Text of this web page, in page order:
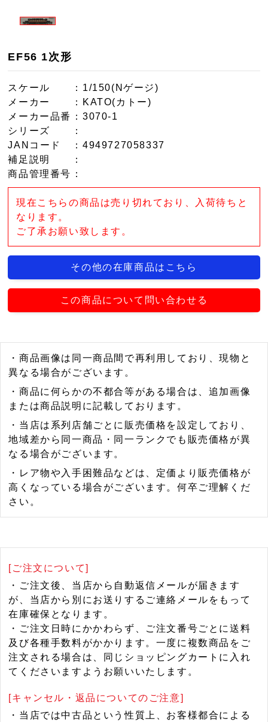
EF56 1次形
スケール
：1/150(Nゲージ)
メーカー
：KATO(カトー)
メーカー品番
：3070-1
シリーズ
：
JANコード
：4949727058337
補足説明
：
商品管理番号 ：
現在こちらの商品は売り切れており、入荷待ちと
なります。
ご了承お願い致します。
その他の在庫商品はこちら
この商品について問い合わせる
・商品画像は同一商品間で再利用しており、現物と
異なる場合がございます。
・商品に何らかの不都合等がある場合は、追加画像
または商品説明に記載しております。
・当店は系列店舗ごとに販売価格を設定しており、
地域差から同一商品・同一ランクでも販売価格が異
なる場合がございます。
・レア物や入手困難品などは、定価より販売価格が
高くなっている場合がございます。何卒ご理解くだ
さい。
[ご注文について]
・ご注文後、当店から自動返信メールが届きます
が、当店から別にお送りするご連絡メールをもって
在庫確保となります。
・ご注文日時にかかわらず、ご注文番号ごとに送料
及び各種手数料がかかります。一度に複数商品をご
注文される場合は、同じショッピングカートに入れ
てくださいますようお願いいたします。
[キャンセル・返品についてのご注意]
・当店では中古品という性質上、お客様都合による